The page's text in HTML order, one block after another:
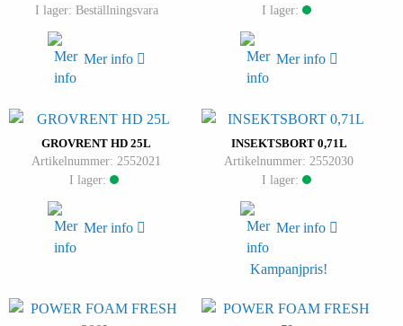
I lager: Beställningsvara
Mer info
I lager:
Mer info
GROVRENT HD 25L
Artikelnummer: 2552021
I lager:
Mer info
INSEKTSBORT 0,71L
Artikelnummer: 2552030
I lager:
Mer info
Kampanjpris!